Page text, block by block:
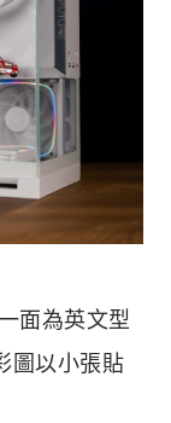
面為英文型
圖以小張貼